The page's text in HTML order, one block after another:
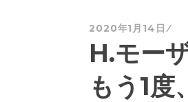
2020年1月14日
H.モー
もう1